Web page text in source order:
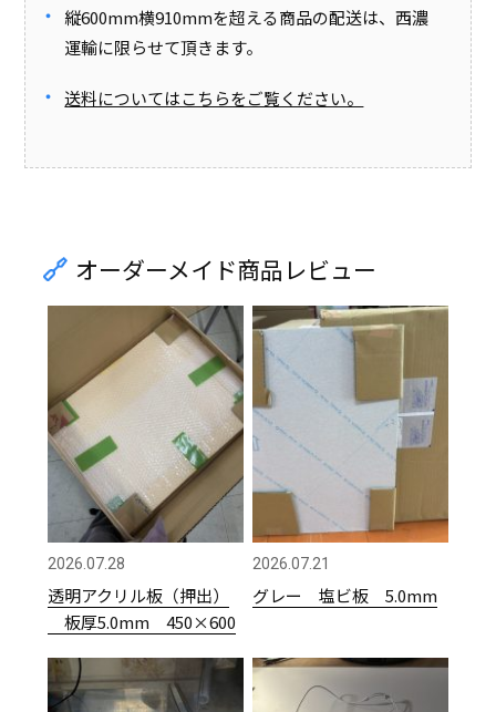
縦600mm横910mmを超える商品の配送は、西濃
運輸に限らせて頂きます。
送料についてはこちらをご覧ください。
オーダーメイド商品レビュー
2026.07.28
透明アクリル板（押出）
板厚5.0mm 450×600
2026.07.21
グレー 塩ビ板 5.0mm